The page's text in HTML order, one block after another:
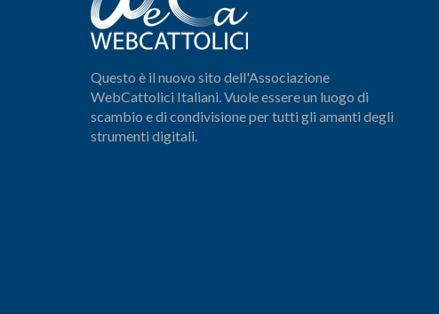
Questo è il nuovo sito dell'Associazione
WebCattolici Italiani. Vuole essere un luogo di
scambio e di condivisione per tutti gli amanti degli
strumenti digitali.